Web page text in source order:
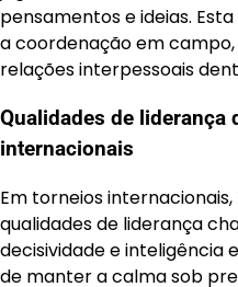
pensamentos e ideias.
a coordenação em
relações interpessoais
Qualidades de liderança
internacionais
Em torneios
qualidades de liderança
decisividade e inteligência
de manter a calma sob